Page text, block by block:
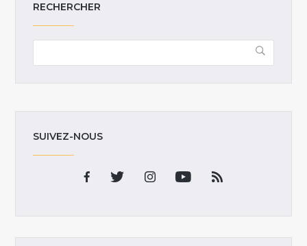
RECHERCHER
SUIVEZ-NOUS